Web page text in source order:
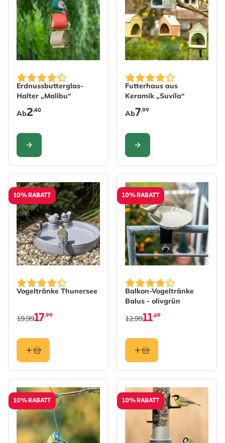
Erdnussbutterglas-
Halter „Malibu“
The price depends on the options chosen on the
Ab2,40
KONFIGURIEREN
Futterhaus aus
Keramik „Suvila“
The price depends on the
Ab7,99
KONFIGURIEREN
10% RABATT
Vogeltränke Thunersee
17,99
19,99
10% RABATT
Balkon-Vogeltränke
Balus - olivgrün
11,69
12,99
10% RABATT 10% RABATT